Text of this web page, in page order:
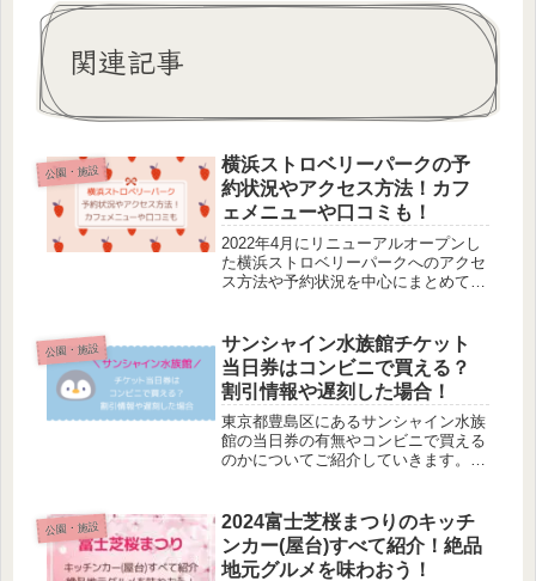
関連記事
公園・施設
横浜ストロベリーパークの予
約状況やアクセス方法！カフ
ェメニューや口コミも！
2022年4月にリニューアルオープンし
た横浜ストロベリーパークへのアクセ
ス方法や予約状況を中心にまとめてみ
紹介していきますよ♪横浜ストロベリ
ーパークは、横浜火力発電所内にあ...
公園・施設
サンシャイン水族館チケット
当日券はコンビニで買える？
割引情報や遅刻した場合！
東京都豊島区にあるサンシャイン水族
館の当日券の有無やコンビニで買える
のかについてご紹介していきます。予
についてもまとめますので最後までチ
ェックしてくださいね♪東京・池袋に
あ...
公園・施設
2024富士芝桜まつりのキッチ
ンカー(屋台)すべて紹介！絶品
地元グルメを味わおう！